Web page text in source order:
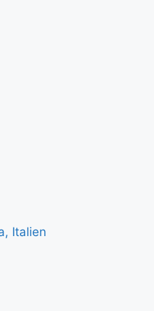
Italien